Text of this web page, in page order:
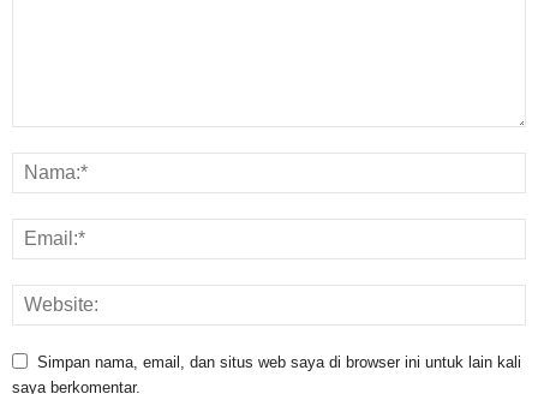
Simpan nama, email, dan situs web saya di browser ini untuk lain kali
saya berkomentar.